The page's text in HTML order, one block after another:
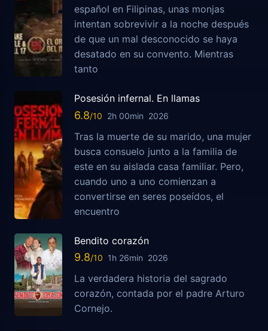
español en Filipinas, unas monjas
intentan sobrevivir a la noche después
de que un mal desconocido se haya
desatado en su convento. Mientras
tanto
Posesión infernal. En llamas
6.8 2h 00min 2026
Tras la muerte de su marido, una mujer
busca consuelo junto a la familia de
este en su aislada casa familiar. Pero,
cuando uno a uno comienzan a
convertirse en seres poseídos, el
encuentro
Bendito corazón
9.8 1h 26min 2026
La verdadera historia del sagrado
corazón, contada por el padre Arturo
Cornejo.